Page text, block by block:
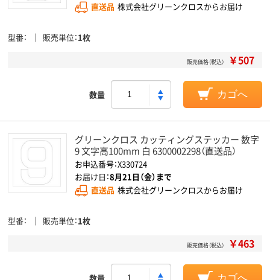
直送品 株式会社グリーンクロスからお届け
型番 販売単位 1枚
販売価格（税込） ￥507
数量 カゴへ
グリーンクロス カッティングステッカー 数字
9 文字高100mm 白 6300002298（直送品）
お申込番号：X330724
お届け日：8月21日（金）まで
直送品 株式会社グリーンクロスからお届け
型番 販売単位 1枚
販売価格（税込） ￥463